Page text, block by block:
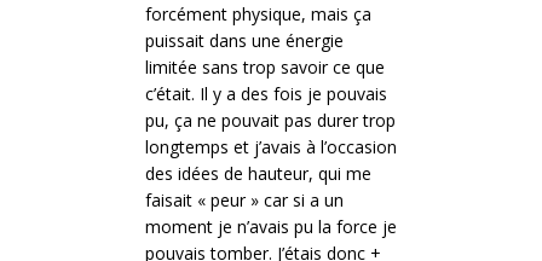
forcément physique, mais ça
puissait dans une énergie
limitée sans trop savoir ce que
c’était. Il y a des fois je pouvais
pu, ça ne pouvait pas durer trop
longtemps et j’avais à l’occasion
des idées de hauteur, qui me
faisait « peur » car si a un
moment je n’avais pu la force je
pouvais tomber. J’étais donc +